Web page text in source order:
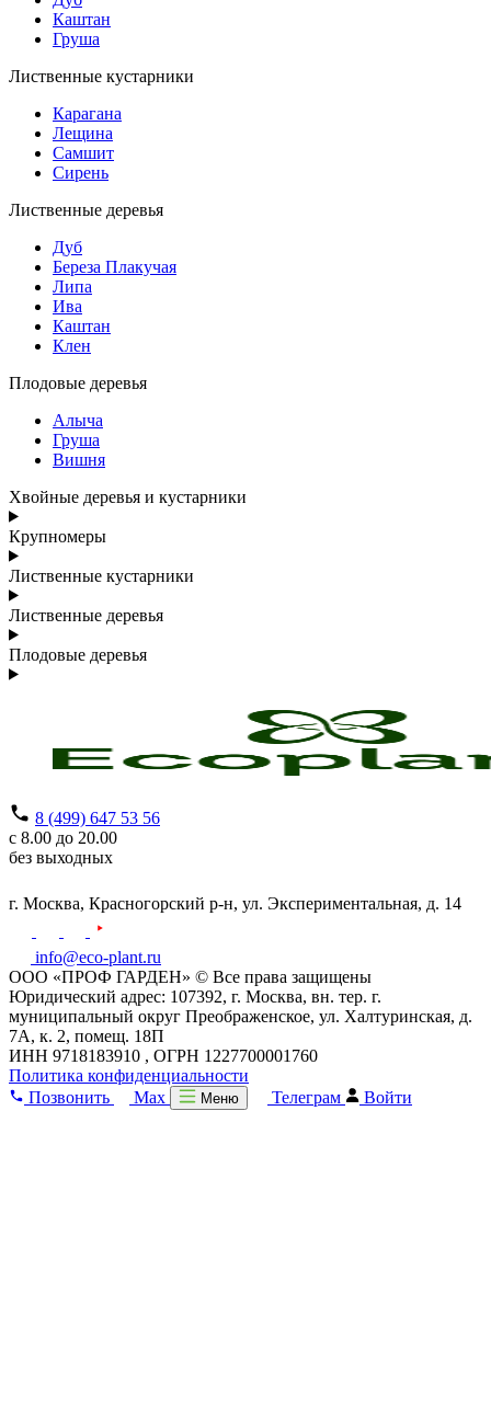
Каштан
Груша
Лиственные кустарники
Карагана
Лещина
Самшит
Сирень
Лиственные деревья
Дуб
Береза Плакучая
Липа
Ива
Каштан
Клен
Плодовые деревья
Алыча
Груша
Вишня
Хвойные деревья и кустарники
Крупномеры
Лиственные кустарники
Лиственные деревья
Плодовые деревья
8 (499) 647 53 56
с 8.00 до 20.00
без выходных
г. Москва, Красногорский р-н, ул. Экспериментальная, д. 14
info@eco-plant.ru
ООО «ПРОФ ГАРДЕН» © Все права защищены
Юридический адрес: 107392, г. Москва, вн. тер. г.
муниципальный округ Преображенское, ул. Халтуринская, д.
7А, к. 2, помещ. 18П
ИНН 9718183910 , ОГРН 1227700001760
Политика конфиденциальности
Позвонить
Max Меню Телеграм Войти